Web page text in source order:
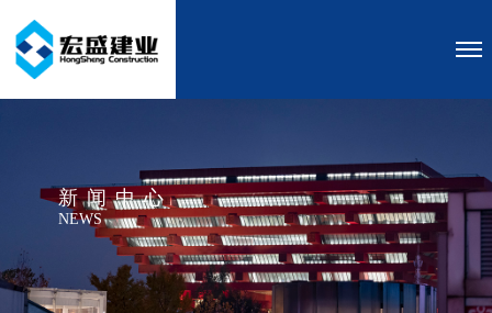
新闻中心
NEWS